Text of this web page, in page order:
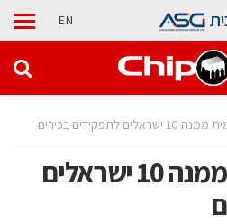
EN
לתפקידים בכירים
אינטל העולמית ממנה 10 ישראלים